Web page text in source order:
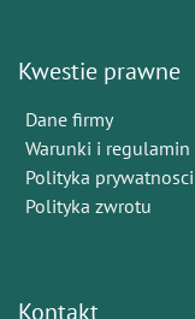
Kwestie prawne
Dane firmy
Warunki i regulamin
Polityka prywatnosci
Polityka zwrotu
Kontakt